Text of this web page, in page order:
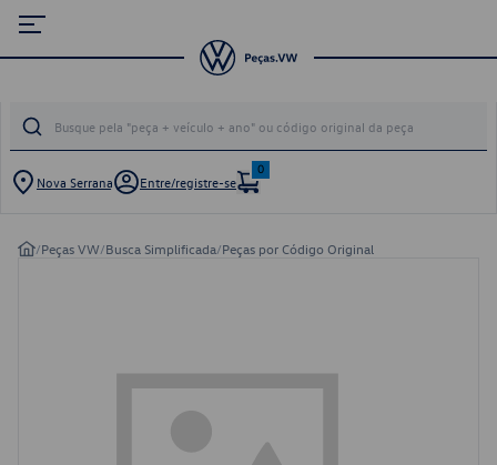
Nova Serrana Entre/registre-se
0
/Peças VW/Busca Simplificada/Peças por Código Original